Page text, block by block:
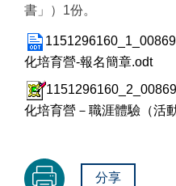
書」）1份。
化培育營-報名簡章.odt
化培育營－職涯體驗（活
分享